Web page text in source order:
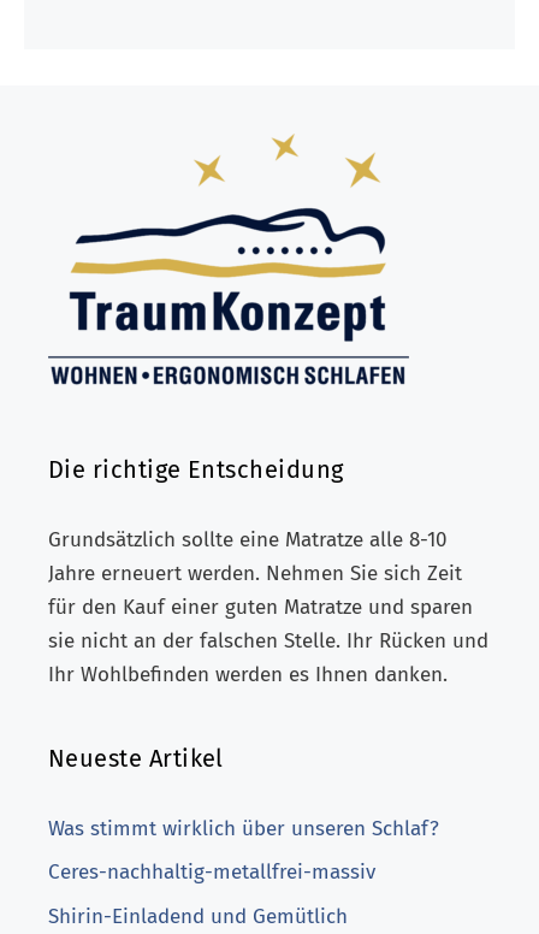
Die richtige Entscheidung
Grundsätzlich sollte eine Matratze alle 8-10
Jahre erneuert werden. Nehmen Sie sich Zeit
für den Kauf einer guten Matratze und sparen
sie nicht an der falschen Stelle. Ihr Rücken und
Ihr Wohlbefinden werden es Ihnen danken.
Neueste Artikel
Was stimmt wirklich über unseren Schlaf?
Ceres-nachhaltig-metallfrei-massiv
Shirin-Einladend und Gemütlich